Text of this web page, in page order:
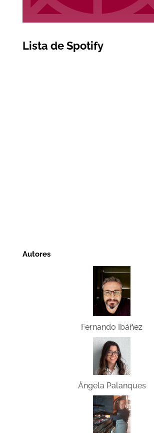
Lista de Spotify
Autores
Fernando Ibáñez
Ángela Palanques